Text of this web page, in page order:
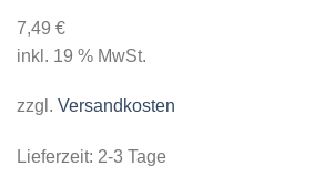
7,49 €
inkl. 19 % MwSt.
zzgl. Versandkosten
Lieferzeit: 2-3 Tage